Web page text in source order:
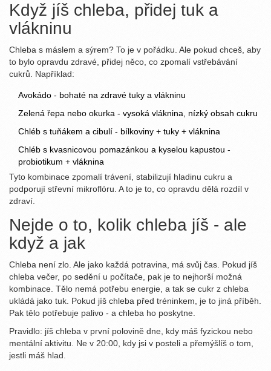
Když jíš chleba, přidej tuk a
vlákninu
Chleba s máslem a sýrem? To je v pořádku. Ale pokud chceš, aby
to bylo opravdu zdravé, přidej něco, co zpomalí vstřebávání
cukrů. Například:
Avokádo - bohaté na zdravé tuky a vlákninu
Zelená řepa nebo okurka - vysoká vláknina, nízký obsah cukru
Chléb s tuňákem a cibulí - bílkoviny + tuky + vláknina
Chléb s kvasnicovou pomazánkou a kyselou kapustou -
probiotikum + vláknina
Tyto kombinace zpomalí trávení, stabilizují hladinu cukru a
podporují střevní mikroflóru. A to je to, co opravdu dělá rozdíl v
zdraví.
Nejde o to, kolik chleba jíš - ale
když a jak
Chleba není zlo. Ale jako každá potravina, má svůj čas. Pokud jíš
chleba večer, po sedění u počítače, pak je to nejhorší možná
kombinace. Tělo nemá potřebu energie, a tak se cukr z chleba
ukládá jako tuk. Pokud jíš chleba před tréninkem, je to jiná příběh.
Pak tělo potřebuje palivo - a chleba ho poskytne.
Pravidlo: jíš chleba v první polovině dne, kdy máš fyzickou nebo
mentální aktivitu. Ne v 20:00, kdy jsi v posteli a přemýšlíš o tom,
jestli máš hlad.